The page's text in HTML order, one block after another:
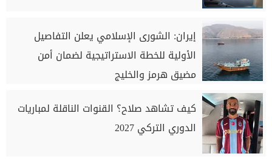
إيران: الشورى الإسلامي يعلن التفاصيل
الأولية للخطة الاستراتيجية لضمان أمن
مضيق هرمز والخليج
كيف تشاهد صلاح؟ القنوات الناقلة لمباريات
الدوري التركي 2027